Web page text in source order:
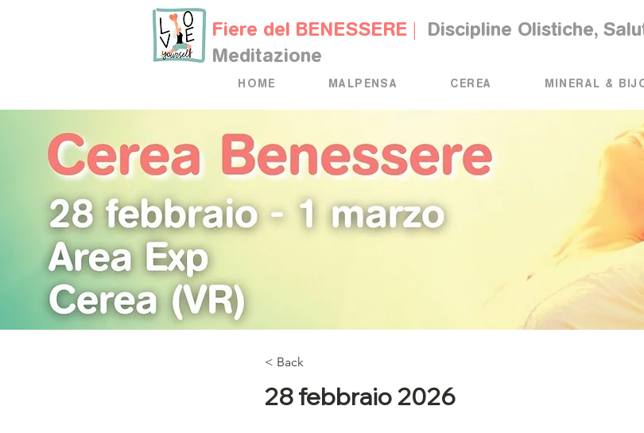
Fiere del BENESSERE |
Discipline Olistiche,
Meditazione
HOME MALPENSA CEREA MINERAL &
< Back
28 febbraio 2026